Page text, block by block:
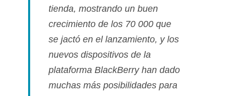
tienda, mostrando un buen
crecimiento de los 70 000 que
se jactó en el lanzamiento, y los
nuevos dispositivos de la
plataforma BlackBerry han dado
muchas más posibilidades para